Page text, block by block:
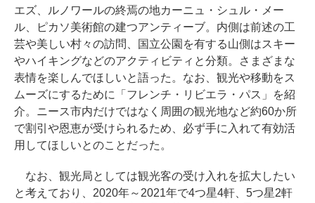
エズ、ルノワールの終焉の地カーニュ・シュル・メー
ル、ピカソ美術館の建つアンティーブ。内側は前述の工
芸や美しい村々の訪問、国立公園を有する山側はスキー
やハイキングなどのアクティビティと分類。さまざまな
表情を楽しんでほしいと語った。なお、観光や移動をス
ムーズにするために「フレンチ・リビエラ・パス」を紹
介。ニース市内だけではなく周囲の観光地など約60か所
で割引や恩恵が受けられるため、必ず手に入れて有効活
用してほしいとのことだった。
なお、観光局としては観光客の受け入れを拡大したい
と考えており、2020年～2021年で4つ星4軒、5つ星2軒